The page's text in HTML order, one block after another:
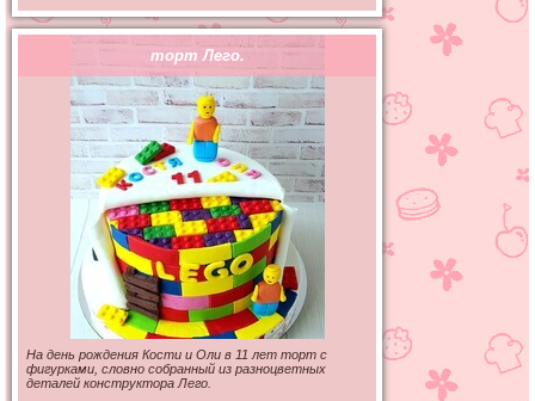
торт Лего.
На день рождения Кости и Оли в 11 лет торт с
фигурками, словно собранный из разноцветных
деталей конструктора Лего.